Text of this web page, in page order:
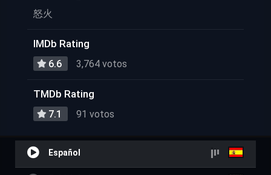
怒火
IMDb Rating
6.6 3,764 votos
TMDb Rating
7.1 91 votos
Español